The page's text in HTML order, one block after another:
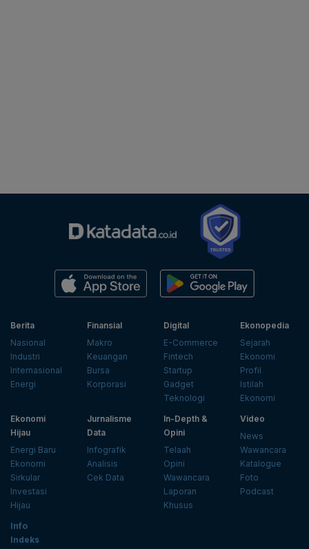
Berita
Nasional
Industri
Internasional
Energi
Finansial
Makro
Keuangan
Bursa
Korporasi
Digital
E-Commerce
Fintech
Startup
Gadget
Teknologi
Ekonopedia
Sejarah
Ekonomi
Profil
Istilah
Ekonomi
Ekonomi
Hijau
Energi Baru
Ekonomi
Sirkular
Investasi
Hijau
Jurnalisme
Data
Infografik
Analisis
Cek Data
In-Depth &
Opini
Telaah
Opini
Wawancara
Laporan
Khusus
Video
News
Wawancara
Katalogue
Foto
Podcast
Info
Indeks